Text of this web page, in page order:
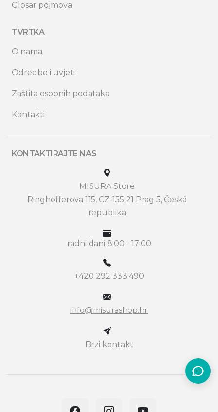
Glosar pojmova
TVRTKA
O nama
Odredbe i uvjeti
Zaštita osobnih podataka
Kontakti
KONTAKTIRAJTE NAS
MISURA Store
Ringhofferova 115, CZ-155 21 Prag 5, Česká
republika
radni dani 8:00 - 17:00
+420 292 333 490
info@misurashop.hr
Brzi kontakt